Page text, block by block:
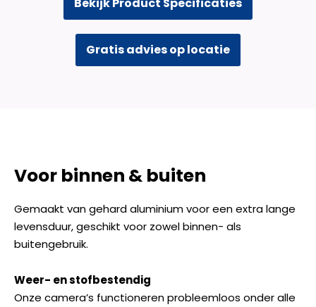
Bekijk Product Specificaties
Gratis advies op locatie
Voor binnen & buiten
Gemaakt van gehard aluminium voor een extra lange
levensduur, geschikt voor zowel binnen- als
buitengebruik.
Weer- en stofbestendig
Onze camera’s functioneren probleemloos onder alle